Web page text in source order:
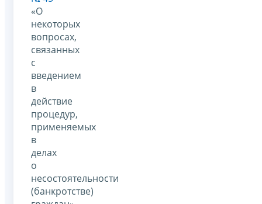
«О
некоторых
вопросах,
связанных
с
введением
в
действие
процедур,
применяемых
в
делах
о
несостоятельности
(банкротстве)